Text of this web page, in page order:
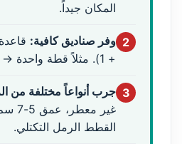
المكان جيداً.
2 وفر صناديق كافية:
+ 1). مثلاً قطة واحدة → صندوقان.
3 جرب أنواعاً مختلفة من
غير
القطط الرمل التكتلي.